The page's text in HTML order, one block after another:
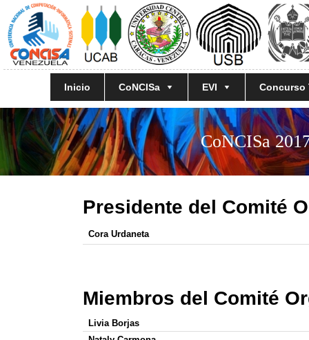
Inicio CoNCISa EVI Concurso
CoNCISa
Presidente del Comité
Cora Urdaneta
Miembros del Comité
Livia Borjas